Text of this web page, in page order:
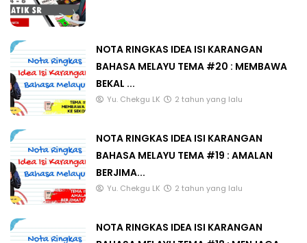
NOTA RINGKAS IDEA ISI KARANGAN
BAHASA MELAYU TEMA #20 : MEMBAWA
BEKAL ...
Yu. Chekgu LK 2 tahun yang lalu
NOTA RINGKAS IDEA ISI KARANGAN
BAHASA MELAYU TEMA #19 : AMALAN
BERJIMA...
Yu. Chekgu LK 2 tahun yang lalu
NOTA RINGKAS IDEA ISI KARANGAN